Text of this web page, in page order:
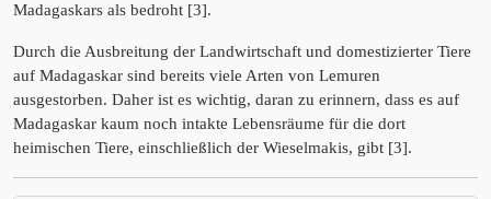
Madagaskars als bedroht [3].
Durch die Ausbreitung der Landwirtschaft und domestizierter Tiere
auf Madagaskar sind bereits viele Arten von Lemuren
ausgestorben. Daher ist es wichtig, daran zu erinnern, dass es auf
Madagaskar kaum noch intakte Lebensräume für die dort
heimischen Tiere, einschließlich der Wieselmakis, gibt [3].